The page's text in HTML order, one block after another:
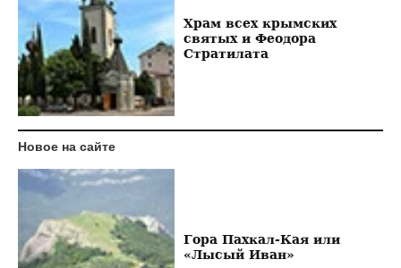
Храм всех крымских
святых и Феодора
Стратилата
Новое на сайте
Гора Пахкал-Кая или
«Лысый Иван»